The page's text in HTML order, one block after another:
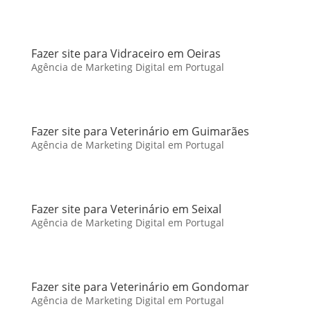
Fazer site para Vidraceiro em Oeiras
Agência de Marketing Digital em Portugal
Fazer site para Veterinário em Guimarães
Agência de Marketing Digital em Portugal
Fazer site para Veterinário em Seixal
Agência de Marketing Digital em Portugal
Fazer site para Veterinário em Gondomar
Agência de Marketing Digital em Portugal